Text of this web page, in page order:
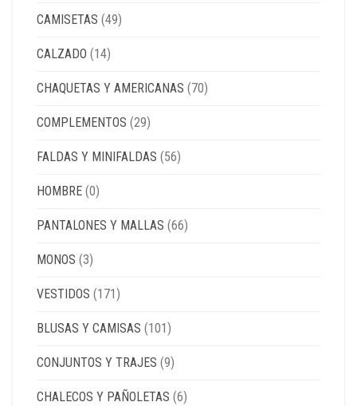
CAMISETAS (49)
CALZADO (14)
CHAQUETAS Y AMERICANAS (70)
COMPLEMENTOS (29)
FALDAS Y MINIFALDAS (56)
HOMBRE (0)
PANTALONES Y MALLAS (66)
MONOS (3)
VESTIDOS (171)
BLUSAS Y CAMISAS (101)
CONJUNTOS Y TRAJES (9)
CHALECOS Y PAÑOLETAS (6)